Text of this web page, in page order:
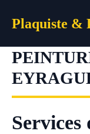
Plaquiste &
Services